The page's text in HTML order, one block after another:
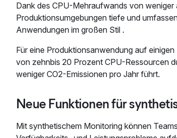
Dank des CPU-Mehraufwands von
Produktionsumgebungen tiefe und
Anwendungen im großen Stil .
Für eine Produktionsanwendung auf
von zehnbis 20 Prozent CPU-Ressourcen
weniger CO2-Emissionen pro Jahr führt.
Neue Funktionen für
Mit synthetischem Monitoring können